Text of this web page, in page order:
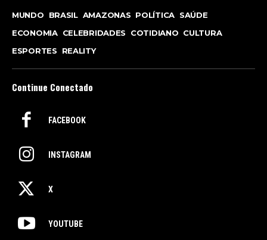
MUNDO BRASIL AMAZONAS POLÍTICA SAÚDE
ECONOMIA CELEBRIDADES COTIDIANO CULTURA
ESPORTES
REALITY
Continue Conectado
FACEBOOK
INSTAGRAM
X
YOUTUBE